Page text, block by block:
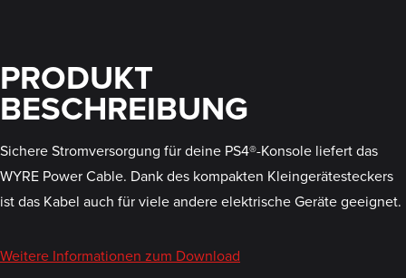
PRODUKT
BESCHREIBUNG
Sichere Stromversorgung für deine PS4®-Konsole liefert das
WYRE Power Cable. Dank des kompakten Kleingerätesteckers
ist das Kabel auch für viele andere elektrische Geräte geeignet.
Weitere Informationen zum Download